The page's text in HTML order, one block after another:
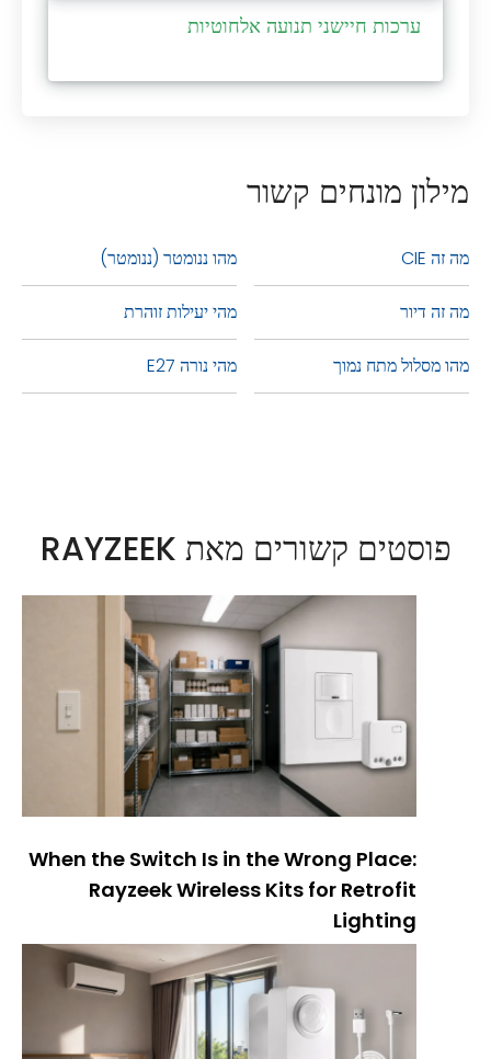
ערכות חיישני תנועה אלחוטיות
מילון מונחים קשור
מה זה CIE
מה זה דיור
מהו מסלול מתח נמוך
מהו ננומטר (ננומטר)
מהי יעילות זוהרת
מהי נורה E27
פוסטים קשורים מאת RAYZEEK
When the Switch Is in the Wrong Place:
Rayzeek Wireless Kits for Retrofit
Lighting